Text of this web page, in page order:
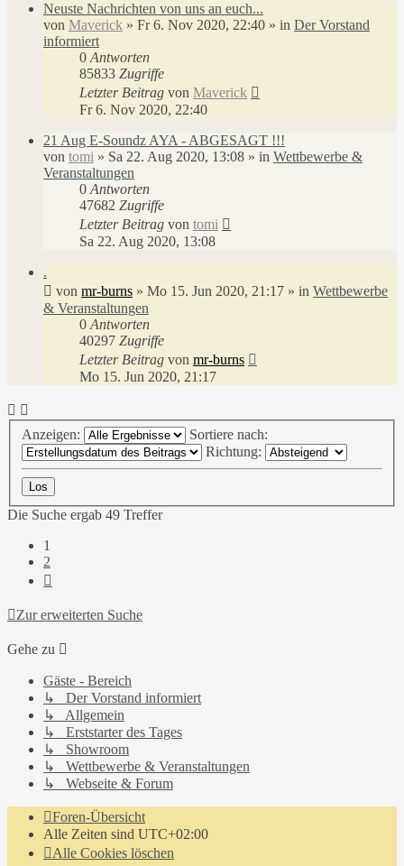
Neuste Nachrichten von uns an euch...
von Maverick » Fr 6. Nov 2020, 22:40 » in Der Vorstand
informiert
0 Antworten
85833 Zugriffe
Letzter Beitrag von Maverick
Fr 6. Nov 2020, 22:40
21 Aug E-Soundz AYA - ABGESAGT !!!
von tomi » Sa 22. Aug 2020, 13:08 » in Wettbewerbe &
Veranstaltungen
0 Antworten
47682 Zugriffe
Letzter Beitrag von tomi
Sa 22. Aug 2020, 13:08
.
von mr-burns » Mo 15. Jun 2020, 21:17 » in Wettbewerbe
& Veranstaltungen
0 Antworten
40297 Zugriffe
Letzter Beitrag von mr-burns
Mo 15. Jun 2020, 21:17
Anzeigen:
Sortiere nach:
Richtung:
Die Suche ergab 49 Treffer
1
2
Zur erweiterten Suche
Gehe zu
Gäste - Bereich
↳ Der Vorstand informiert
↳ Allgemein
↳ Erststarter des Tages
↳ Showroom
↳ Wettbewerbe & Veranstaltungen
↳ Webseite & Forum
Foren-Übersicht
Alle Zeiten sind UTC+02:00
Alle Cookies löschen